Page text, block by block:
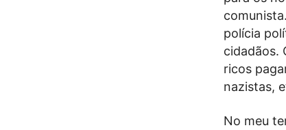
polícia
cidadãos.
ricos
nazistas,
No meu